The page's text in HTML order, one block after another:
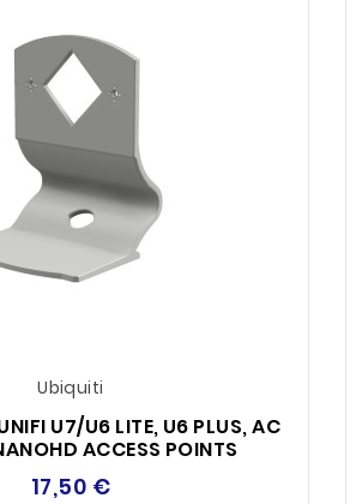
Ubiquiti
U7/U6 LITE, U6 PLUS, AC
ACCESS POINTS
17,50 €